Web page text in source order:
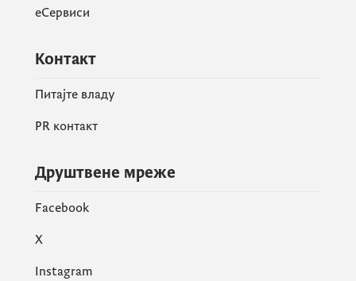
еСервиси
Контакт
Питајте владу
PR контакт
Друштвене мреже
Facebook
X
Instagram